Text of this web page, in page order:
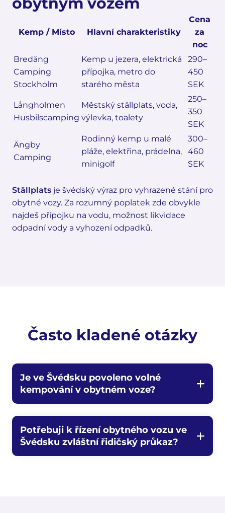
Kemp / Místo Hlavní charakteristiky
Cena
za
noc
Bredäng
Camping
Stockholm
Kemp u jezera, elektrická
přípojka, metro do
starého města
290–
450
SEK
Långholmen
Husbilscamping
Městský ställplats, voda,
výlevka, toalety
250–
350
SEK
Ängby
Camping
Rodinný kemp u malé
pláže, elektřina, prádelna,
minigolf
300–
460
SEK
Ställplats je švédský výraz pro vyhrazené stání pro
obytné vozy. Za rozumný poplatek zde obvykle
najdeš přípojku na vodu, možnost likvidace
odpadní vody a vyhození odpadků.
Často kladené otázky
Je ve Švédsku povoleno volné
kempování v obytném voze?
Potřebuji k řízení obytného vozu ve
Švédsku zvláštní řidičský průkaz?